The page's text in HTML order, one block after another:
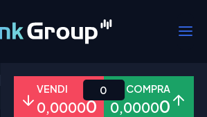
VENDI
0,00000
COMPRA
0,00000
0